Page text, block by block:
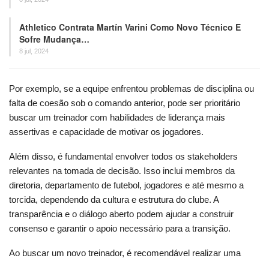
Athletico Contrata Martín Varini Como Novo Técnico E
Sofre Mudança…
8 jul, 2024
Por exemplo, se a equipe enfrentou problemas de disciplina ou
falta de coesão sob o comando anterior, pode ser prioritário
buscar um treinador com habilidades de liderança mais
assertivas e capacidade de motivar os jogadores.
Além disso, é fundamental envolver todos os stakeholders
relevantes na tomada de decisão. Isso inclui membros da
diretoria, departamento de futebol, jogadores e até mesmo a
torcida, dependendo da cultura e estrutura do clube. A
transparência e o diálogo aberto podem ajudar a construir
consenso e garantir o apoio necessário para a transição.
Ao buscar um novo treinador, é recomendável realizar uma